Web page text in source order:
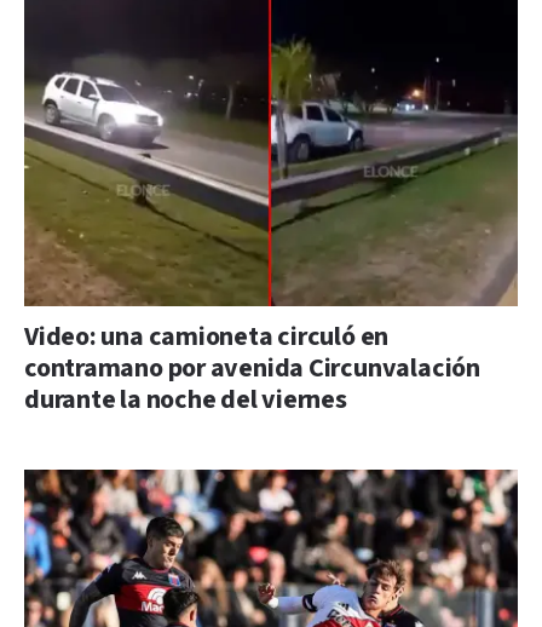
Video: una camioneta circuló en
contramano por avenida Circunvalación
durante la noche del viernes